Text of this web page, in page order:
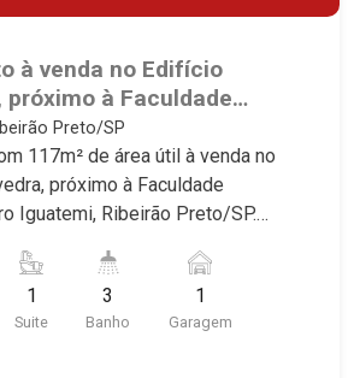
à venda no Edifício
próximo à Faculdade
Preto/SP.
Preto/SP
117m² de área útil à venda no
próximo à Faculdade
Iguatemi, Ribeirão Preto/SP.
selecionou para você: -
útil - 3 dormitórios com armários,
ar-condicionado e closet -
1
Suite
3
Banho
1
Garagem